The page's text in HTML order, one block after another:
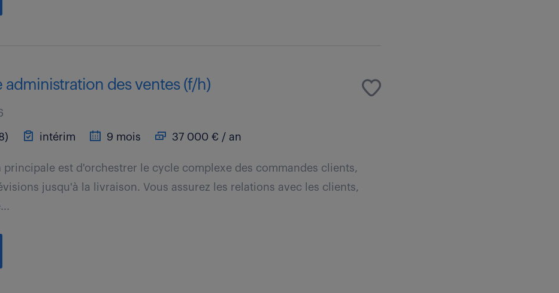
administration des ventes (f/h)
intérim 9 mois 37 000 € / an
principale est d'orchestrer le cycle complexe des commandes clients,
jusqu'à la livraison. Vous assurez les relations avec les clients,